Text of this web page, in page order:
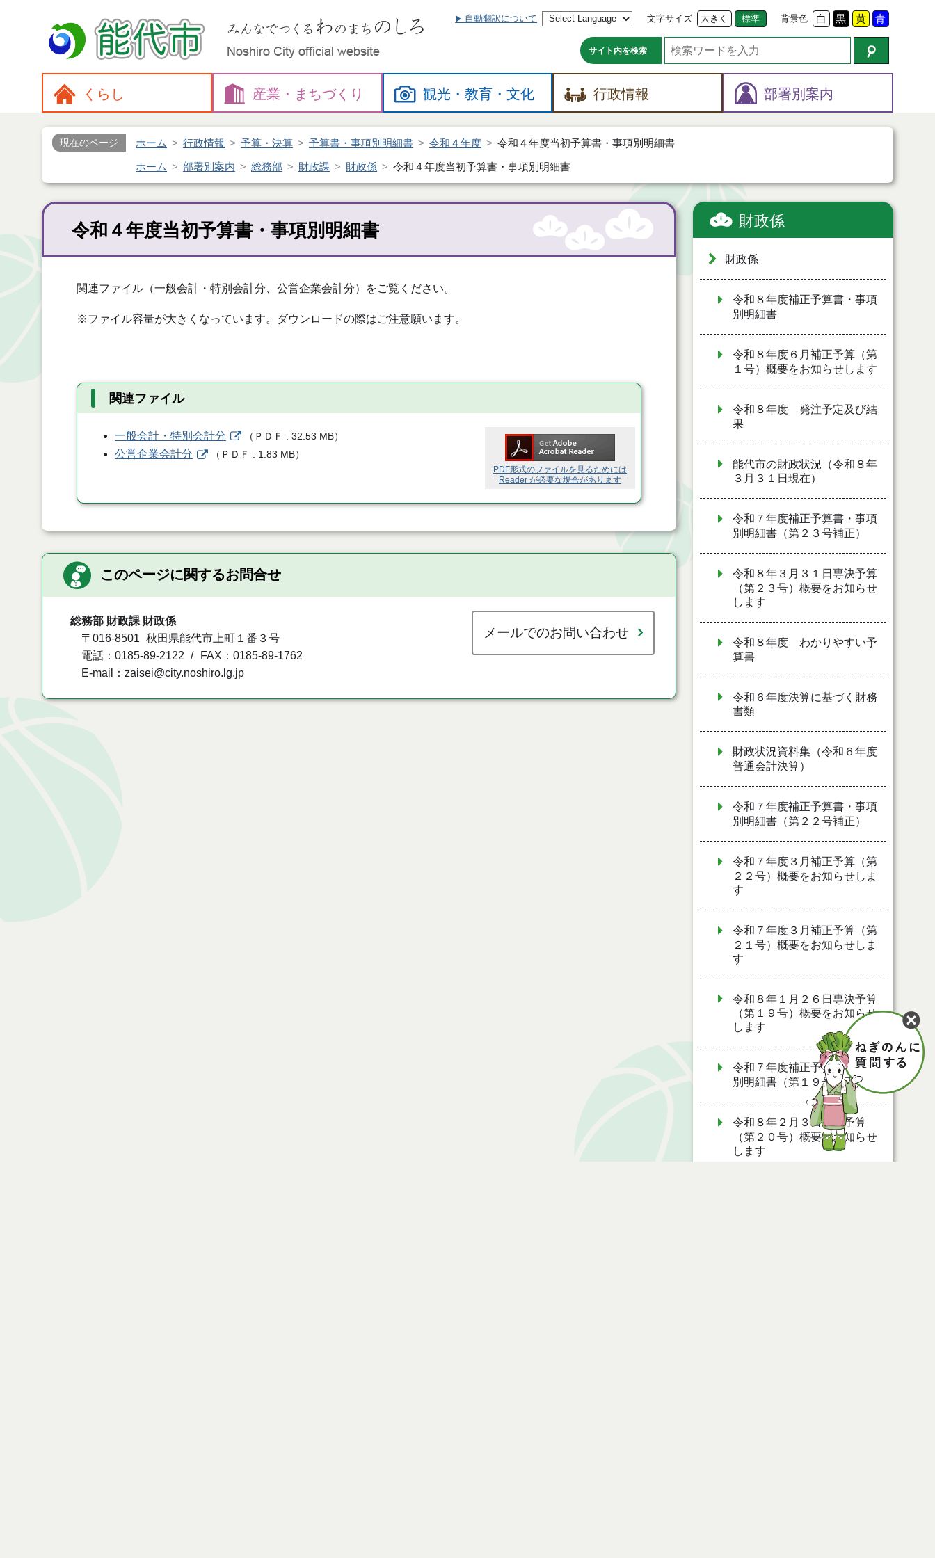
自動翻訳について 文字サイズ 大きく 標準 背景色 白 黒 黄 青
サイト内を検索
くらし 産業・ まちづくり 観光・教育・文化 行政情報 部署別案内
現在のページ ホーム 行政情報 予算・決算 予算書・事項別明細書 令和４年度 令和４年度当初予算書・事項別明細書
ホーム 部署別案内 総務部 財政課 財政係 令和４年度当初予算書・事項別明細書
令和４年度当初予算書・事項別明細書
関連ファイル（一般会計・特別会計分、公営企業会計分）をご覧ください。
※ファイル容量が大きくなっています。ダウンロードの際はご注意願います。
関連ファイル
PDF形式のファイルを見るためには
Reader が必要な場合があります
一般会計・特別会計分 （ ＰＤＦ 32.53 MB）
公営企業会計分 （ ＰＤＦ 1.83 MB）
このページに関するお問合せ
総務部 財政課 財政係
〒016-8501
秋田県能代市上町１番３号
電話：0185-89-2122
FAX：0185-89-1762
E-mail：zaisei@city.noshiro.lg.jp
メールでのお問い合わせ
財政係
財政係
令和８年度補正予算書・事項
別明細書
令和８年度６月補正予算（第
１号）概要をお知らせします
令和８年度 発注予定及び結
果
能代市の財政状況（令和８年
３月３１日現在）
令和７年度補正予算書・事項
別明細書（第２３号補正）
令和８年３月３１日専決予算
（第２３号）概要をお知らせ
します
令和８年度 わかりやすい予
算書
令和６年度決算に基づく財務
書類
財政状況資料集（令和６年度
普通会計決算）
令和７年度補正予算書・事項
別明細書（第２２号補正）
令和７年度３月補正予算（第
２２号）概要をお知らせしま
す
令和７年度３月補正予算（第
２１号）概要をお知らせしま
す
令和８年１月２６日専決予算
（第１９号）概要をお知らせ
します
令和７年度補正予算書・事項
別明細書（第１９号補正）
令和８年２月３日専決予算
（第２０号）概要をお知らせ
します